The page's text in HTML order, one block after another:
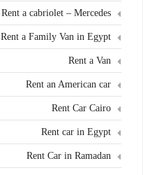
Rent a cabriolet – Mercedes
Rent a Family Van in Egypt
Rent a Van
Rent an American car
Rent Car Cairo
Rent car in Egypt
Rent Car in Ramadan